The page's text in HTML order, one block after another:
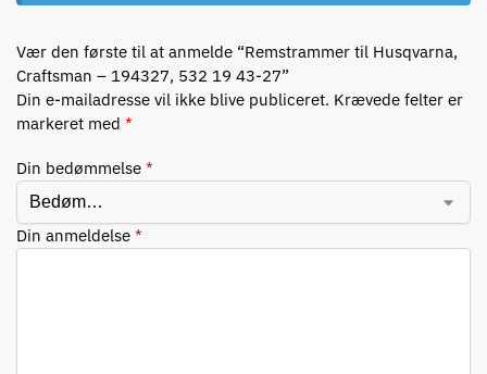
Vær den første til at anmelde “Remstrammer til Husqvarna,
Craftsman – 194327, 532 19 43-27”
Din e-mailadresse vil ikke blive publiceret. Krævede felter er
markeret med *
Din bedømmelse *
Din anmeldelse *